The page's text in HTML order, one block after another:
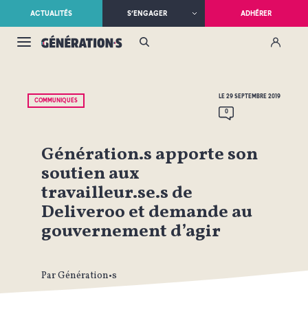
ACTUALITÉS S’ENGAGER ADHÉRER
COMMUNIQUÉS
LE 29 SEPTEMBRE 2019
0
Génération.s apporte son
soutien aux
travailleur.se.s de
Deliveroo et demande au
gouvernement d’agir
Par Génération•s